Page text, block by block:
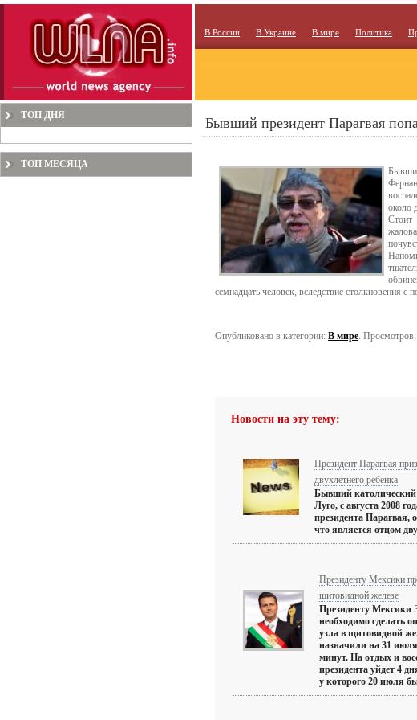
В России В Украине В мире Политика
ТОП ДНЯ
ТОП МЕСЯЦА
Бывший президент Парагвая
около
Стоит
семнадцать человек, вследствие столкновения с
Опубликовано в категории: В мире.
Новости на эту тему:
Президент Парагвая
двухлетнего ребенка
Бывший
Луго, с августа 2008
президента Парагвая,
что является отцом
Президенту Мексики
щитовидной железе
Президенту Мексики
необходимо сделать
узла в щитовидной
назначили на 31
минут. На отдых и
президента уйдет 4
у которого 20 июля